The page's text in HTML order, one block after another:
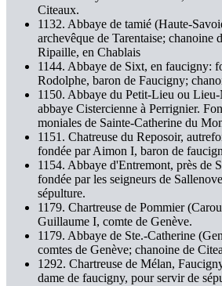
Citeaux.
1132. Abbaye de tamié (Haute-
archevêque de Tarentaise; chanoine
Ripaille, en Chablais
1144. Abbaye de Sixt, en faucigny:
Rodolphe, baron de Faucigny;
1150. Abbaye du Petit-Lieu ou
abbaye Cistercienne à Perrignier.
moniales de Sainte-Catherine du
1151. Chatreuse du Reposoir,
fondée par Aimon I, baron de
1154. Abbaye d'Entremont, près de
fondée par les seigneurs de
sépulture.
1179. Chartreuse de Pommier
Guillaume I, comte de Genève.
1179. Abbaye de Ste.-Catherine
comtes de Genève; chanoine de
1292. Chartreuse de Mélan,
dame de faucigny, pour servir de